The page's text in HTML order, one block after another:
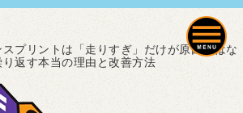
スプリントは「走りすぎ」だけが原因ではな
り返す本当の理由と改善方法